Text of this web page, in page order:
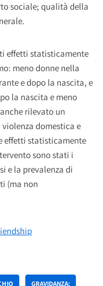
sociale; qualità della
effetti statisticamente
meno donne nella
e dopo la nascita, e
la nascita e meno
rilevato un
domestica e
effetti statisticamente
sono stati i
e la prevalenza di
(ma non
GRAVIDANZA;